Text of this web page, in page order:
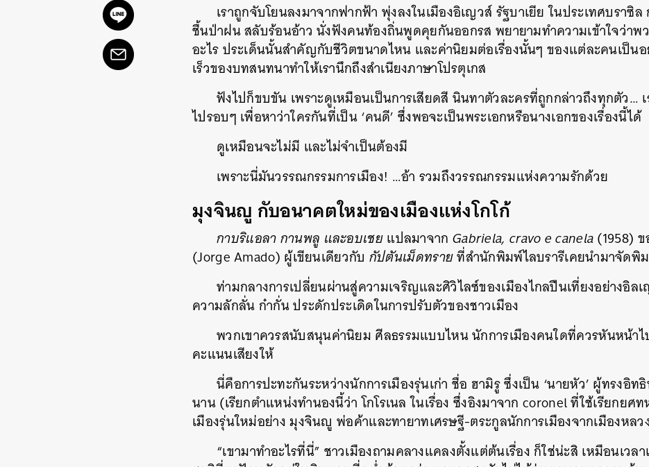
เราถูกจับโยนลงมาจากฟากฟ้า พุ่งลงในเมืองอิเญวส์ รัฐบาเยีย ในประเทศบราซิ
ชื้นป่าฝน สลับร้อนอ้าว นั่งฟังคนท้องถิ่นพูดคุยกันออกรส พยายามทำความเข้าใจว่าพว
อะไร ประเด็นนั้นสำคัญกับชีวิตขนาดไหน และค่านิยมต่อเรื่องนั้นๆ ของแต่ละคนเป็นอ
เร็วของบทสนทนาทำให้เรานึกถึงสำเนียงภาษาโปรตุเกส
ฟังไปก็ขบขัน เพราะดูเหมือนเป็นการเสียดสี นินทาตัวละครที่ถูกกล่าวถึงทุกตัว…
ไปรอบๆ เพื่อหาว่าใครกันที่เป็น ‘คนดี’ ซึ่งพอจะเป็นพระเอกหรือนางเอกของเรื่องนี้ได้
ดูเหมือนจะไม่มี และไม่จำเป็นต้องมี
เพราะนี่มันวรรณกรรมการเมือง! …อ้า รวมถึงวรรณกรรมแห่งความรักด้วย
มุงจินญู กับอนาคตใหม่ของเมืองแห่งโกโก้
กาบริแอลา กานพลู และอบเชยแปลมาจาก Gabriela, cravo e canela(1958)
(Jorge Amado) ผู้เขียนเดียวกับ กัปตันเม็ดทรายที่สำนักพิมพ์ไลบรารีเคยนำมาจัดพิ
ท่ามกลางการเปลี่ยนผ่านสู่ความเจริญและศิวิไลซ์ของเมืองไกลปืนเที่ยงอย่างอิลเ
ความลักลั่น ก๋ากั่น ประดักประเดิดในการปรับตัวของชาวเมือง
พวกเขาควรสนับสนุนค่านิยม ศีลธรรมแบบไหน นักการเมืองคนใดที่ควรหันหน้าไ
คะแนนเสียงให้
นี่คือการปะทะกันระหว่างนักการเมืองรุ่นเก่า ชื่อ ฮามิรู ซึ่งเป็น ‘นายหัว’ ผู้ทรงอิ
นาน (เรียกตำแหน่งทำนองนี้ว่า โกโรเนล ในเรื่อง ซึ่งอิงมาจาก coronel ที่ใช้เรียกยศ
เมืองรุ่นใหม่อย่าง มุงจินญู พ่อค้าและทายาทเศรษฐี-ตระกูลนักการเมืองจากเมืองหลว
“เขามาทำอะไรที่นี่” ชาวเมืองถามคลางแคลงตั้งแต่ต้นเรื่อง ก็ใช่น่ะสิ เหมือนเวลา